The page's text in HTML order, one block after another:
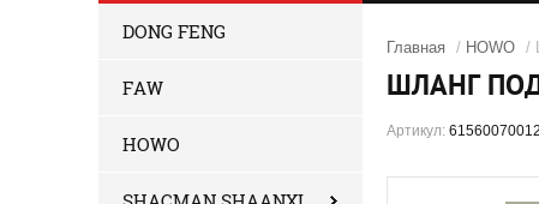
DONG FENG
FAW
HOWO
Главная / HOWO /
ШЛАНГ
Артикул: